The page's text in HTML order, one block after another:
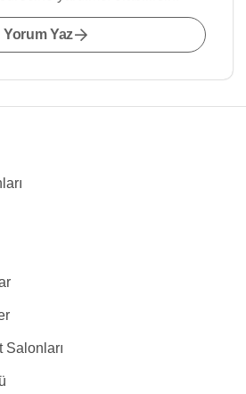
Yorum Yaz
Salonları